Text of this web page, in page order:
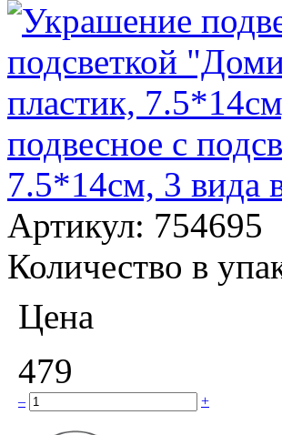
подвесное с
7.5*14см, 3 вида
Артикул: 754695
Количество в
Цена
479
– +